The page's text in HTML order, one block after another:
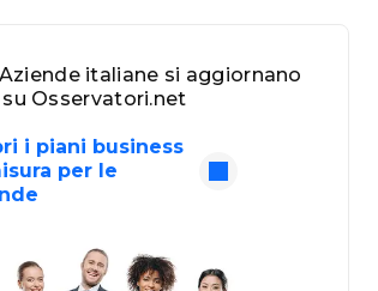
italiane si aggiornano
su Osservatori.net
i piani business
per le